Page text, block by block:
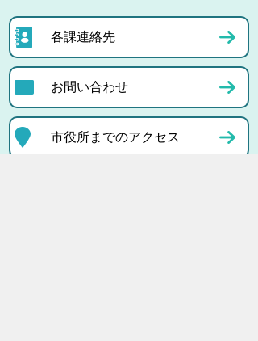
各課連絡先
お問い合わせ
市役所までのアクセス